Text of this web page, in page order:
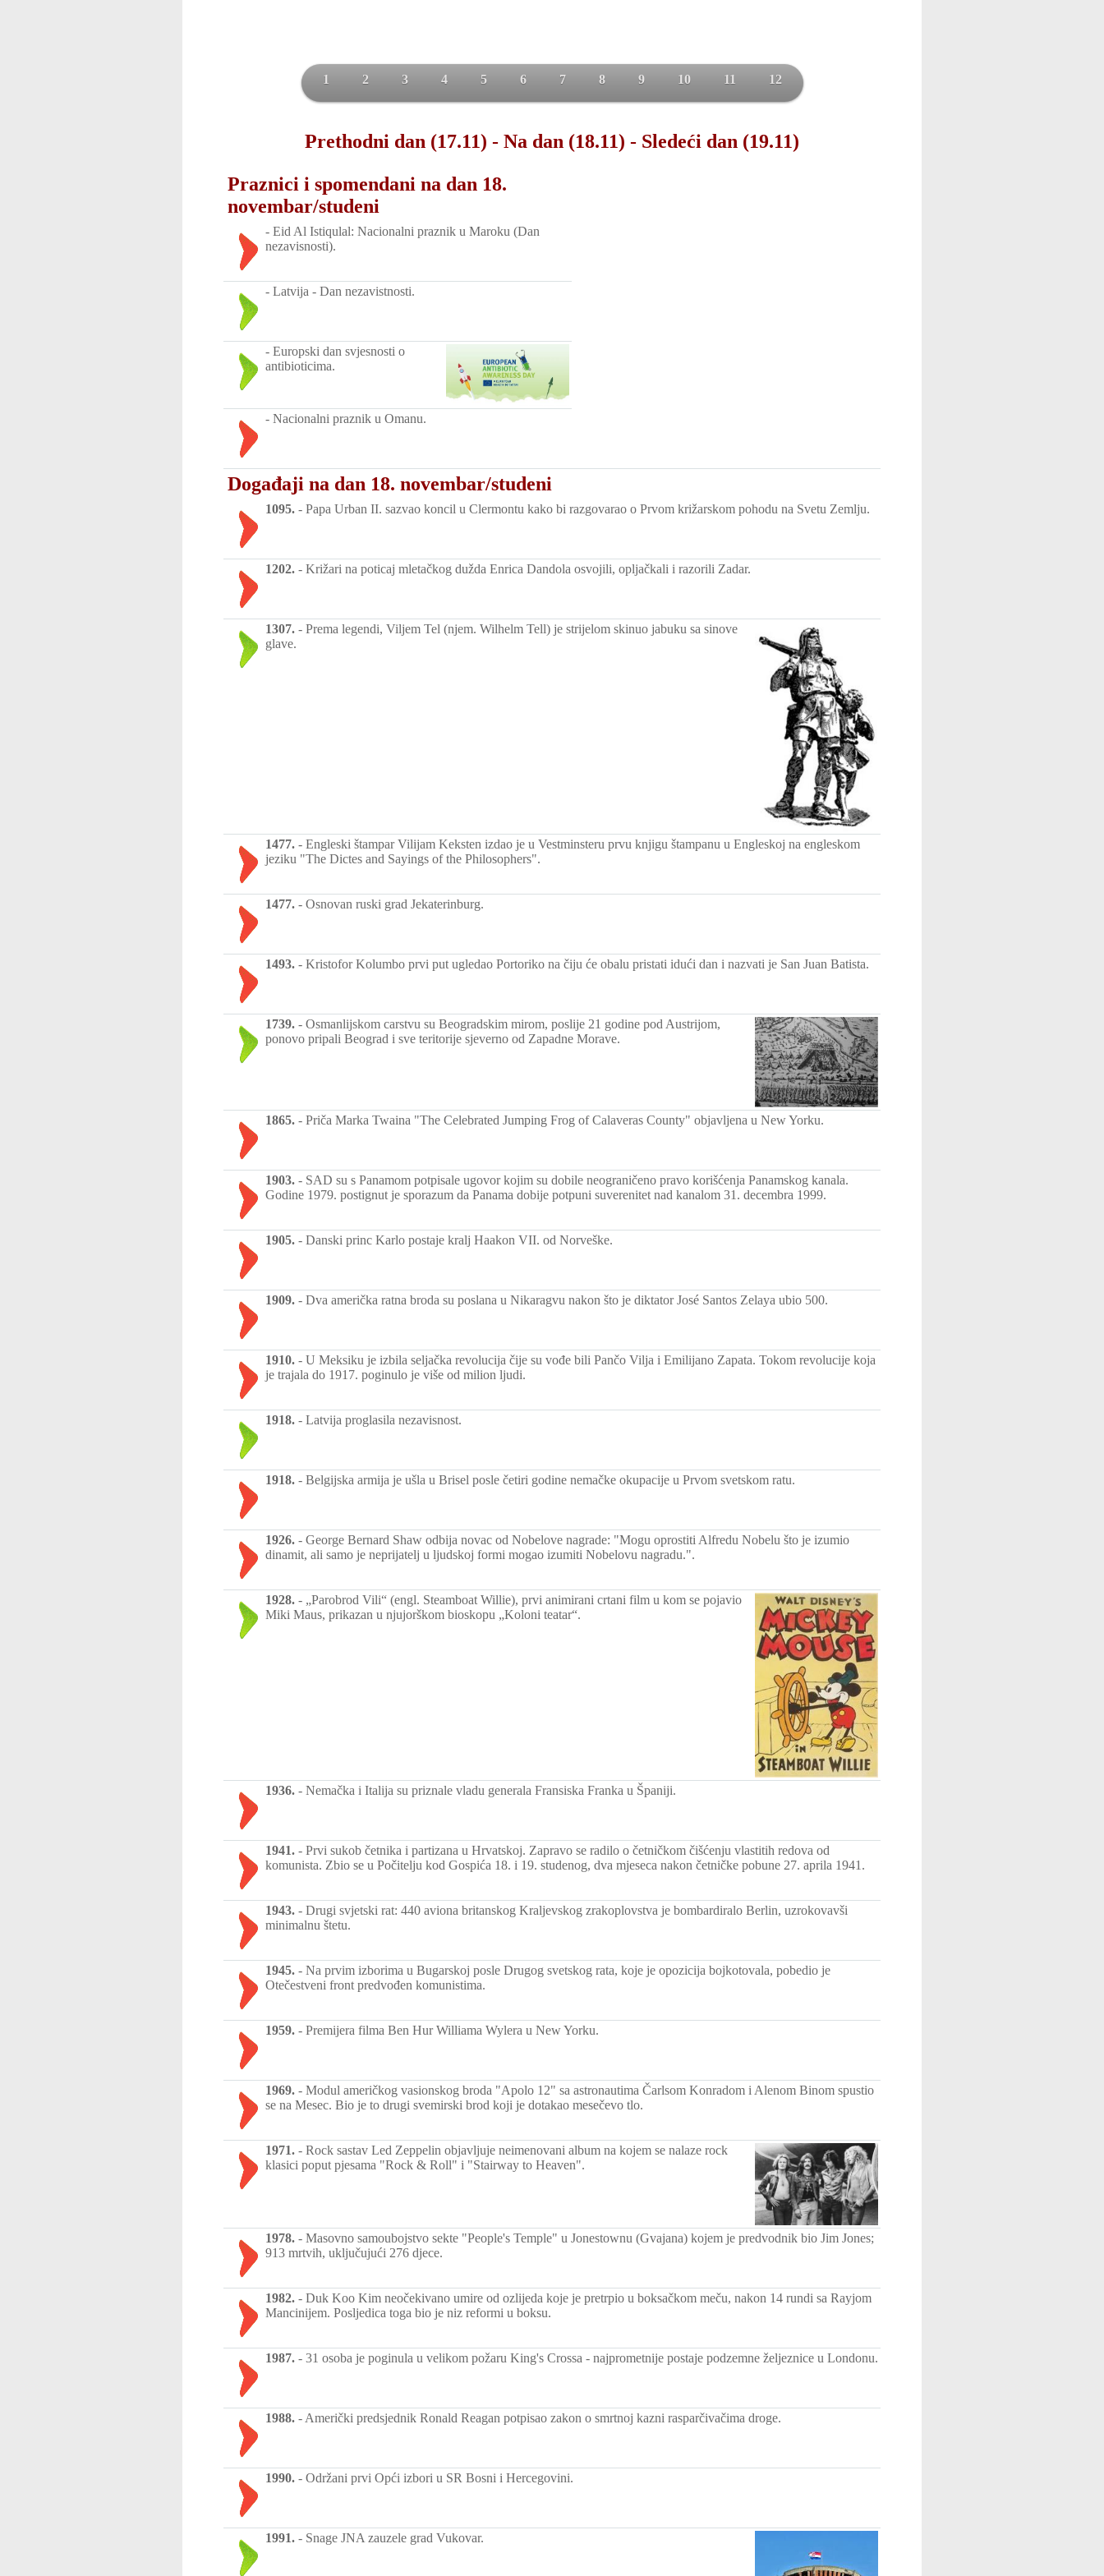
1 2 3 4 5 6 7 8 9 10 11 12
Prethodni dan (17.11) - Na dan (18.11) - Sledeći dan (19.11)
Praznici i spomendani na dan 18.
novembar/studeni
- Eid Al Istiqulal: Nacionalni praznik u Maroku (Dan
nezavisnosti).
- Latvija - Dan nezavistnosti.
- Europski dan svjesnosti o
antibioticima.
- Nacionalni praznik u Omanu.
Događaji na dan 18. novembar/studeni
1095. - Papa Urban II. sazvao koncil u Clermontu kako bi razgovarao o Prvom križarskom pohodu na Svetu Zemlju.
1202. - Križari na poticaj mletačkog dužda Enrica Dandola osvojili, opljačkali i razorili Zadar.
1307. - Prema legendi, Viljem Tel (njem. Wilhelm Tell) je strijelom skinuo jabuku sa sinove
glave.
1477. - Engleski štampar Vilijam Keksten izdao je u Vestminsteru prvu knjigu štampanu u Engleskoj na engleskom
jeziku "The Dictes and Sayings of the Philosophers".
1477. - Osnovan ruski grad Jekaterinburg.
1493. - Kristofor Kolumbo prvi put ugledao Portoriko na čiju će obalu pristati idući dan i nazvati je San Juan Batista.
1739. - Osmanlijskom carstvu su Beogradskim mirom, poslije 21 godine pod Austrijom,
ponovo pripali Beograd i sve teritorije sjeverno od Zapadne Morave.
1865. - Priča Marka Twaina "The Celebrated Jumping Frog of Calaveras County" objavljena u New Yorku.
1903. - SAD su s Panamom potpisale ugovor kojim su dobile neograničeno pravo korišćenja Panamskog kanala.
Godine 1979. postignut je sporazum da Panama dobije potpuni suverenitet nad kanalom 31. decembra 1999.
1905. - Danski princ Karlo postaje kralj Haakon VII. od Norveške.
1909. - Dva američka ratna broda su poslana u Nikaragvu nakon što je diktator José Santos Zelaya ubio 500.
1910. - U Meksiku je izbila seljačka revolucija čije su vođe bili Pančo Vilja i Emilijano Zapata. Tokom revolucije koja
je trajala do 1917. poginulo je više od milion ljudi.
1918. - Latvija proglasila nezavisnost.
1918. - Belgijska armija je ušla u Brisel posle četiri godine nemačke okupacije u Prvom svetskom ratu.
1926. - George Bernard Shaw odbija novac od Nobelove nagrade: "Mogu oprostiti Alfredu Nobelu što je izumio
dinamit, ali samo je neprijatelj u ljudskoj formi mogao izumiti Nobelovu nagradu.".
1928. - „Parobrod Vili“ (engl. Steamboat Willie), prvi animirani crtani film u kom se pojavio
Miki Maus, prikazan u njujorškom bioskopu „Koloni teatar“.
1936. - Nemačka i Italija su priznale vladu generala Fransiska Franka u Španiji.
1941. - Prvi sukob četnika i partizana u Hrvatskoj. Zapravo se radilo o četničkom čišćenju vlastitih redova od
komunista. Zbio se u Počitelju kod Gospića 18. i 19. studenog, dva mjeseca nakon četničke pobune 27. aprila 1941.
1943. - Drugi svjetski rat: 440 aviona britanskog Kraljevskog zrakoplovstva je bombardiralo Berlin, uzrokovavši
minimalnu štetu.
1945. - Na prvim izborima u Bugarskoj posle Drugog svetskog rata, koje je opozicija bojkotovala, pobedio je
Otečestveni front predvođen komunistima.
1959. - Premijera filma Ben Hur Williama Wylera u New Yorku.
1969. - Modul američkog vasionskog broda "Apolo 12" sa astronautima Čarlsom Konradom i Alenom Binom spustio
se na Mesec. Bio je to drugi svemirski brod koji je dotakao mesečevo tlo.
1971. - Rock sastav Led Zeppelin objavljuje neimenovani album na kojem se nalaze rock
klasici poput pjesama "Rock & Roll" i "Stairway to Heaven".
1978. - Masovno samoubojstvo sekte "People's Temple" u Jonestownu (Gvajana) kojem je predvodnik bio Jim Jones;
913 mrtvih, uključujući 276 djece.
1982. - Duk Koo Kim neočekivano umire od ozlijeda koje je pretrpio u boksačkom meču, nakon 14 rundi sa Rayjom
Mancinijem. Posljedica toga bio je niz reformi u boksu.
1987. - 31 osoba je poginula u velikom požaru King's Crossa - najprometnije postaje podzemne željeznice u Londonu.
1988. - Američki predsjednik Ronald Reagan potpisao zakon o smrtnoj kazni rasparčivačima droge.
1990. - Održani prvi Opći izbori u SR Bosni i Hercegovini.
1991. - Snage JNA zauzele grad Vukovar.